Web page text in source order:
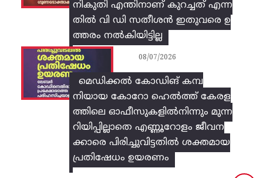
നികുതി എന്തിനാണ് കുറച്ചത് എന്ന
തിൽ വി ഡി സതീശൻ ഇതുവരെ ഉ
ത്തരം നൽകിയിട്ടില്ല
മെഡിക്കൽ കോഡിങ് കമ്പ
നിയായ കോറോ ഹെൽത്ത് കേരള
ത്തിലെ ഓഫീസുകളിൽനിന്നും മുന്ന
റിയിപ്പില്ലാതെ എണ്ണൂറോളം ജീവന
ക്കാരെ പിരിച്ചുവിട്ടതിൽ‌ ശക്തമായ
പ്രതിഷേധം ഉയരണം
08/07/2026